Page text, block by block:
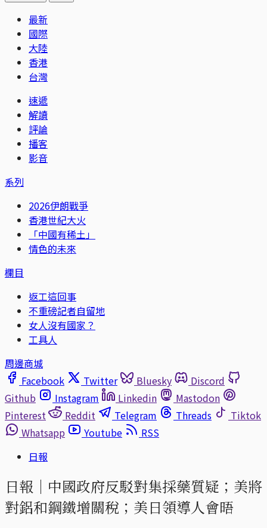
最新
國際
大陸
香港
台灣
速遞
解讀
評論
播客
影音
系列
2026伊朗戰爭
香港世紀大火
「中國有稀土」
情色的未來
欄目
返工這回事
不重磅記者自留地
女人沒有國家？
工具人
周邊商城
Facebook
Twitter Bluesky
Discord
Github
Instagram Linkedin
Mastodon
Pinterest
Reddit Telegram Threads
Tiktok
Whatsapp
Youtube
RSS
日報
日報｜中國政府反駁對集採藥質疑；美將
對鋁和鋼鐵增關稅；美日領導人會晤